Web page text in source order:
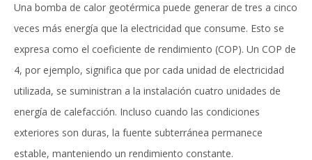
Una bomba de calor geotérmica puede generar de tres a cinco
veces más energía que la electricidad que consume. Esto se
expresa como el coeficiente de rendimiento (COP). Un COP de
4, por ejemplo, significa que por cada unidad de electricidad
utilizada, se suministran a la instalación cuatro unidades de
energía de calefacción. Incluso cuando las condiciones
exteriores son duras, la fuente subterránea permanece
estable, manteniendo un rendimiento constante.